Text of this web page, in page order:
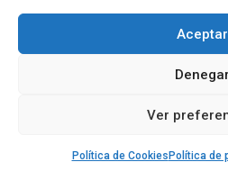
Aceptar
Denegar
Ver
Política de Cookies Política de
Equipo EPDLT